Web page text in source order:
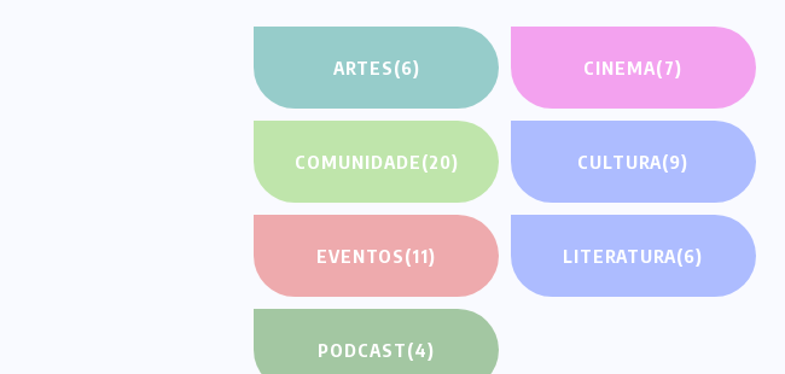
ARTES(6) CINEMA(7)
COMUNIDADE(20) CULTURA(9)
EVENTOS(11) LITERATURA(6)
PODCAST(4)